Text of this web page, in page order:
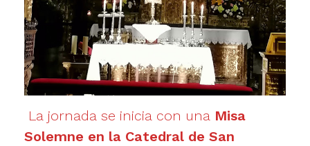
La jornada se inicia con una Misa
Solemne en la Catedral de San